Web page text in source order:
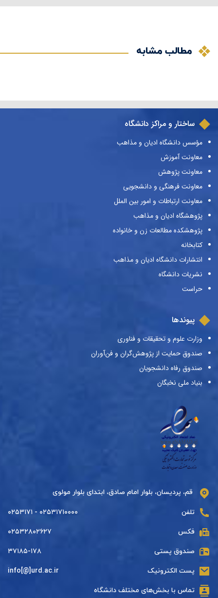
مطالب مشابه
ساختار و مراکز دانشگاه
مؤسس دانشگاه ادیان و مذاهب
معاونت آموزش
معاونت پژوهش
معاونت فرهنگی و دانشجویی
معاونت ارتباطات و امور بین الملل
پژوهشگاه ادیان و مذاهب
پژوهشکده مطالعات زن و خانواده
کتابخانه
انتشارات دانشگاه ادیان و مذاهب
نشریات دانشگاه
حراست
پیوندها
وزارت علوم و تحقیقات و فناوری
صندوق حمایت از پژوهش‌گران و فن‌آوران
صندوق رفاه دانشجویان
بنیاد ملی نخبگان
قم، پردیسان، بلوار امام صادق، ابتدای بلوار مولوی
تلفن ۰۲۵۳۱۷۱۰۰۰۰ - ۰۲۵۳۱۷۱
فکس ۰۲۵۳۲۸۰۲۶۲۷
صندوق پستی ۳۷۱۸۵-۱۷۸
پست الکترونیک info[@]urd.ac.ir
تماس با بخش‌های مختلف دانشگاه